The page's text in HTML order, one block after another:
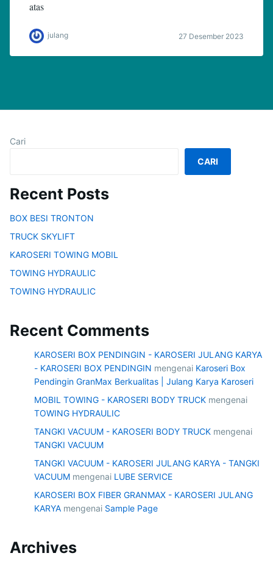
atas
julang 27 Desember 2023
Cari
CARI
Recent Posts
BOX BESI TRONTON
TRUCK SKYLIFT
KAROSERI TOWING MOBIL
TOWING HYDRAULIC
TOWING HYDRAULIC
Recent Comments
KAROSERI BOX PENDINGIN - KAROSERI JULANG KARYA
- KAROSERI BOX PENDINGIN mengenai Karoseri Box
Pendingin GranMax Berkualitas | Julang Karya Karoseri
MOBIL TOWING - KAROSERI BODY TRUCK mengenai
TOWING HYDRAULIC
TANGKI VACUUM - KAROSERI BODY TRUCK mengenai
TANGKI VACUUM
TANGKI VACUUM - KAROSERI JULANG KARYA - TANGKI
VACUUM mengenai LUBE SERVICE
KAROSERI BOX FIBER GRANMAX - KAROSERI JULANG
KARYA mengenai Sample Page
Archives